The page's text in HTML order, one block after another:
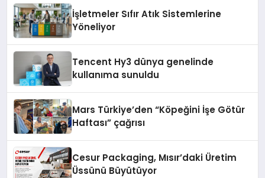
İşletmeler Sıfır Atık Sistemlerine
Yöneliyor
Tencent Hy3 dünya genelinde
kullanıma sunuldu
Mars Türkiye’den “Köpeğini İşe Götür
Haftası” çağrısı
Cesur Packaging, Mısır’daki Üretim
Üssünü Büyütüyor